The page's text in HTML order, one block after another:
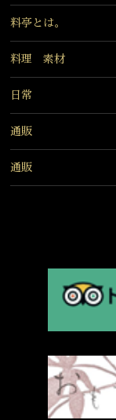
料亭とは。
料理 素材
日常
通販
通販